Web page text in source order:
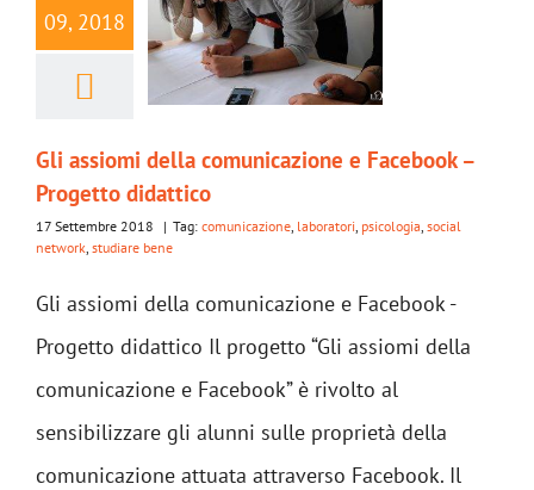
09, 2018
Gli assiomi della comunicazione e Facebook –
Progetto didattico
17 Settembre 2018 | Tag: comunicazione laboratori psicologia social
network studiare bene
Gli assiomi della comunicazione e Facebook -
Progetto didattico Il progetto “Gli assiomi della
comunicazione e Facebook” è rivolto al
sensibilizzare gli alunni sulle proprietà della
comunicazione attuata attraverso Facebook. Il